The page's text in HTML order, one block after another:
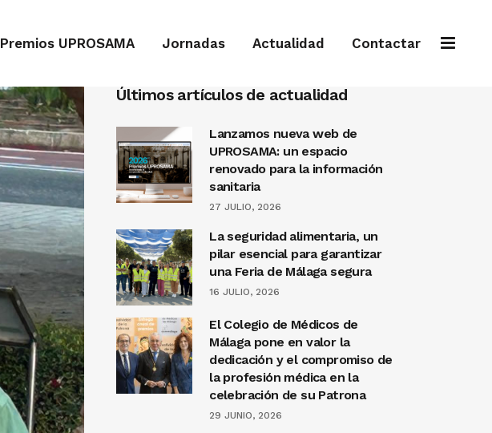
Premios UPROSAMA Jornadas Actualidad Contactar
Últimos artículos de actualidad
Lanzamos nueva web de
UPROSAMA: un espacio
renovado para la información
sanitaria
27 JULIO, 2026
La seguridad alimentaria, un
pilar esencial para garantizar
una Feria de Málaga segura
16 JULIO, 2026
El Colegio de Médicos de
Málaga pone en valor la
dedicación y el compromiso de
la profesión médica en la
celebración de su Patrona
29 JUNIO, 2026